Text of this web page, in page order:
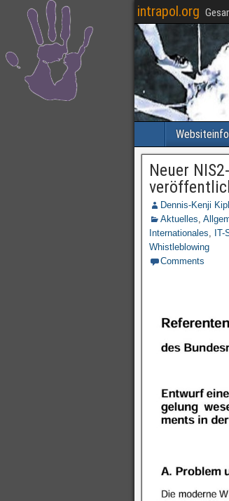
intrapol.org
Neuer
Dennis-Kenji
Aktuelles,
Internationales,
Whistleblowing
Comments